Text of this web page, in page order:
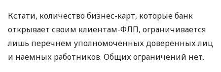
Кстати, количество бизнес-карт, которые банк
открывает своим клиентам-ФЛП, ограничивается
лишь перечнем уполномоченных доверенных лиц
и наемных работников. Общих ограничений нет.